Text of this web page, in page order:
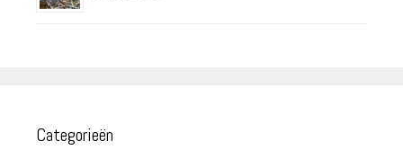
Categorieën